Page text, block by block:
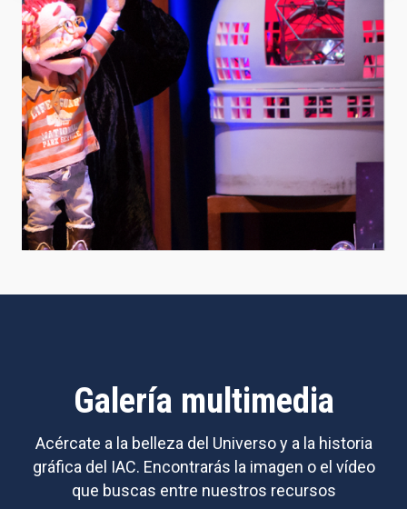
Galería multimedia
Acércate a la belleza del Universo y a la historia
gráfica del IAC. Encontrarás la imagen o el vídeo
que buscas entre nuestros recursos